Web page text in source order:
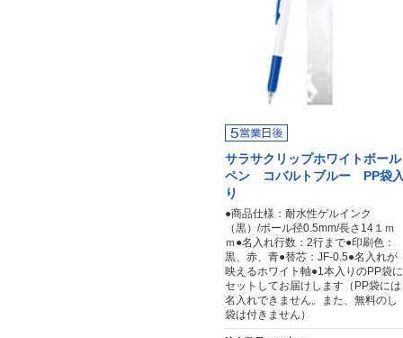
サラサクリップホワイトボール
ペン コバルトブルー PP袋
り
●商品仕様：耐水性ゲルインク
（黒）/ボール径0.5mm/長さ14１ｍ
ｍ●名入れ行数：2行まで●印刷色：
黒、赤、青●替芯：JF-0.5●名入れが
映えるホワイト軸●1本入りのPP袋に
セットしてお届けします（PP袋には
名入れできません。また、無料のし
袋は付きません）